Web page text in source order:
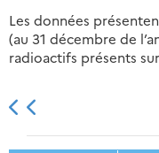
Les données
(au 31 décembre de
radioactifs présents